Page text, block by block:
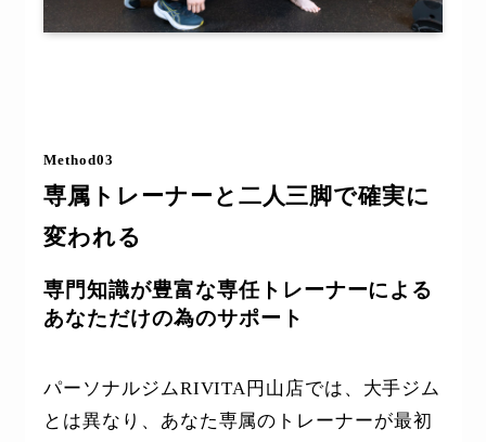
Method03
専属トレーナーと二人三脚で確実に
変われる
専門知識が豊富な専任トレーナーによる
あなただけの為のサポート
パーソナルジムRIVITA円山店では、大手ジム
とは異なり、あなた専属のトレーナーが最初